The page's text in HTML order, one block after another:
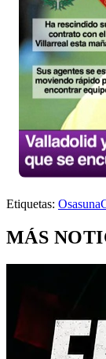
Etiquetas: Osasuna
MÁS